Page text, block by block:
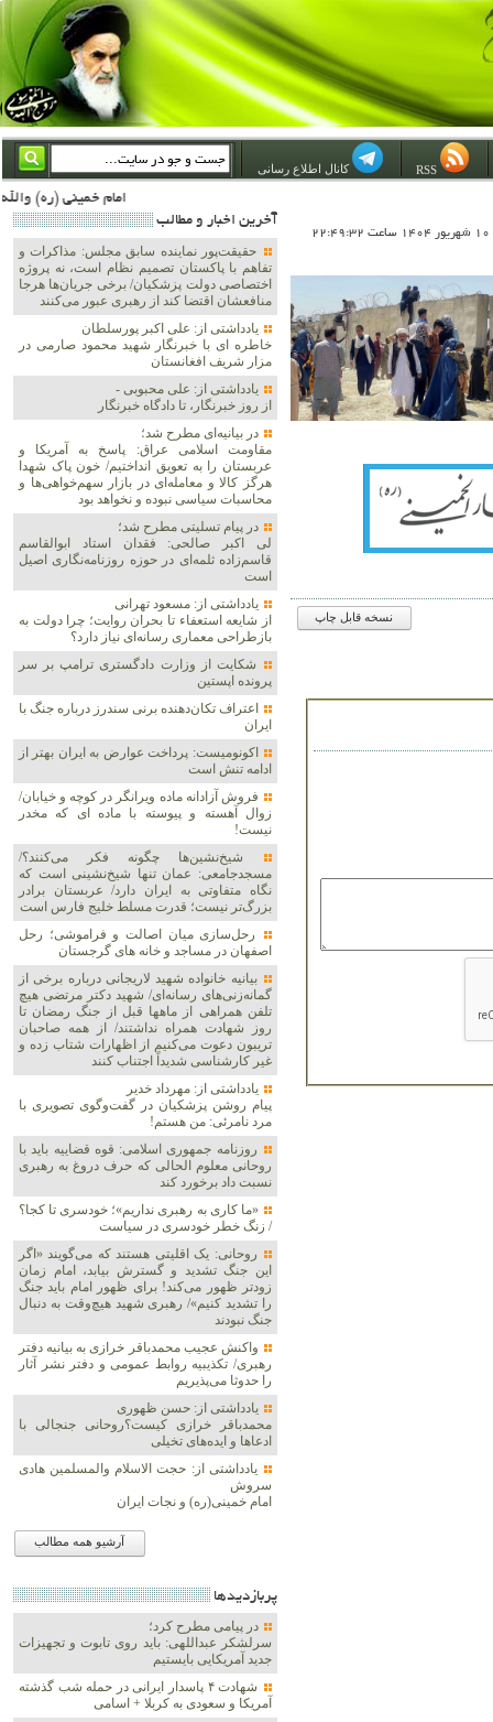
کانال اطلاع رسانی
امام خمینی (ره) والله اسلام تمامش سیاست است؛ ***** امام شهید: به گفتار امام و کردار امام اهتمام بورزید ***** امام خمینی(ره): ان شاء الله ما اندوه دلمان را در وقت مناسب با انتقام از امریکا و آل سعود برطرف
نسخه قابل چاپ
آخرين اخبار و مطالب
حقیقت‌پور نماینده سابق مجلس: مذاکرات و
تفاهم با پاکستان تصمیم نظام است، نه پروژه
اختصاصی دولت پزشکیان/ برخی جریان‌ها هرجا
منافعشان اقتضا کند از رهبری عبور می‌کنند
یادداشتی از: علی اکبر پورسلطان
خاطره ای با خبرنگار شهید محمود صارمی در
مزار شریف افغانستان
یادداشتی از: علی محبوبی -
از روز خبرنگار، تا دادگاه خبرنگار
در بیانیه‌ای مطرح شد؛
مقاومت اسلامی عراق: پاسخ به آمریکا و
عربستان را به تعویق انداختیم/ خون پاک شهدا
هرگز کالا و معامله‌ای در بازار سهم‌خواهی‌ها و
محاسبات سیاسی نبوده و نخواهد بود
در پیام تسلیتی مطرح شد؛
لی اکبر صالحی: فقدان استاد ابوالقاسم
قاسم‌زاده ثلمه‌ای در حوزه روزنامه‌نگاری اصیل
است
یادداشتی از: مسعود تهرانی
از شایعه استعفاء تا بحران روایت؛ چرا دولت به
بازطراحی معماری رسانه‌ای نیاز دارد؟
شکایت از وزارت دادگستری ترامپ بر سر
پرونده اپستین
اعتراف تکان‌دهنده برنی سندرز درباره جنگ با
ایران
اکونومیست: پرداخت عوارض به ایران بهتر از
ادامه تنش است
فروش آزادانه ماده ویرانگر در کوچه و خیابان/
زوال آهسته و پیوسته با ماده ای که مخدر
نیست!
شیخ‌نشین‌ها چگونه فکر می‌کنند؟/
مسجدجامعی: عمان تنها شیخ‌نشینی است که
نگاه متفاوتی به ایران دارد/ عربستان برادر
بزرگ‌تر نیست؛ قدرت مسلط خلیج فارس است
رحل‌سازی میان اصالت و فراموشی؛ رحل
اصفهان در مساجد و خانه های گرجستان
بیانیه خانواده شهید لاریجانی درباره برخی از
گمانه‌زنی‌های رسانه‌ای/ شهید دکتر مرتضی هیچ
تلفن همراهی از ماهها قبل از جنگ رمضان تا
روز شهادت همراه نداشتند/ از همه صاحبان
تریبون دعوت می‌کنیم از اظهارات شتاب زده و
غیر کارشناسی شدیداً اجتناب کنند
یادداشتی از: مهرداد خدیر
پیام روشن پزشکیان در گفت‌و‌گوی تصویری با
مرد نامرئی: من هستم!
روزنامه جمهوری اسلامی: قوه قضاییه باید با
روحانی معلوم الحالی که حرف دروغ به رهبری
نسبت داد برخورد کند
«ما کاری به رهبری نداریم»؛ خودسری تا کجا؟
/ زنگ خطر خودسری در سیاست
روحانی: یک اقلیتی هستند که می‌گویند «اگر
این جنگ تشدید و گسترش بیابد، امام زمان
زودتر ظهور می‌کند! برای ظهور امام باید جنگ
را تشدید کنیم»/ رهبری شهید هیچ‌وقت به دنبال
جنگ نبودند
واکنش عجیب محمدباقر خرازی به بیانیه دفتر
رهبری/ تکذیبیه روابط عمومی و دفتر نشر آثار
را حدوثا می‌پذیریم
یادداشتی از: حسن ظهوری
محمدباقر خرازی کیست؟روحانی جنجالی با
ادعاها و ایده‌های تخیلی
یادداشتی از: حجت الاسلام والمسلمین هادی
سروش
امام خمینی(ره) و نجات ایران
آرشیو همه مطالب
پربازديدها
در پیامی مطرح کرد؛
سرلشکر عبداللهی: باید روی تابوت و تجهیزات
جدید آمریکایی بایستیم
شهادت ۴ پاسدار ایرانی در حمله شب گذشته
آمریکا و سعودی به کربلا + اسامی